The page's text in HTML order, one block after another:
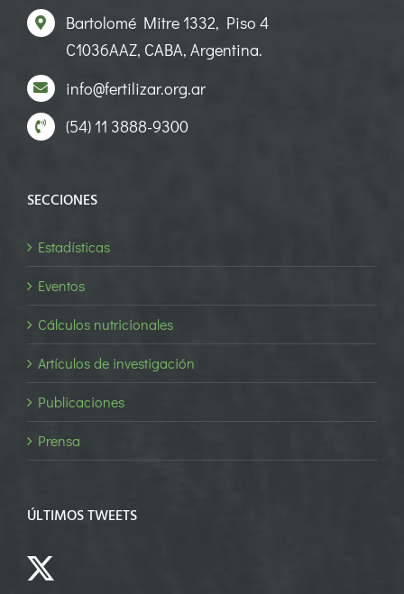
Bartolomé Mitre 1332, Piso 4
C1036AAZ, CABA, Argentina.
info@fertilizar.org.ar
(54) 11 3888-9300
SECCIONES
Estadísticas
Eventos
Cálculos nutricionales
Artículos de investigación
Publicaciones
Prensa
ÚLTIMOS TWEETS